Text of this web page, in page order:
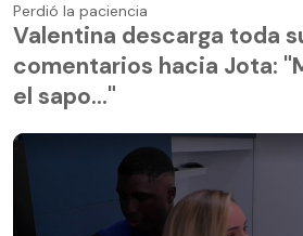
Perdió la paciencia
Valentina descarga toda
comentarios hacia Jota:
el sapo..."